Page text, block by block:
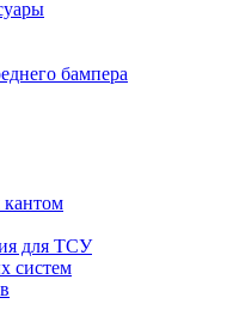
бампера
кантом
для ТСУ
систем